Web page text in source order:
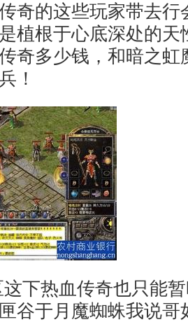
奇的这些玩家带去行
植根于心底深处的天
奇多少钱，和暗之虹
！
下热血传奇也只能
谷于月魔蜘蛛我说哥